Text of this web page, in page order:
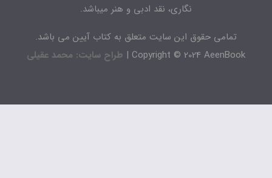
نگاری، نقد ادبی و هنر میباشد.
تمامی حقوق این سایت متعلق به کتاب آیین می باشد.
Copyright © 2024 AeenBook |
طراح سایت: محمد عقیلی